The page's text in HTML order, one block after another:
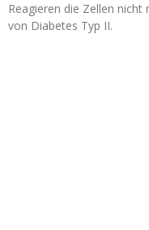
Reagieren die Zellen
von Diabetes Typ II.